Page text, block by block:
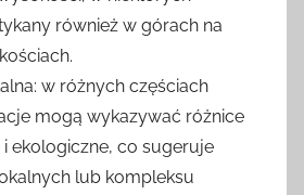
również w górach na
w różnych częściach
mogą wykazywać różnice
ekologiczne, co sugeruje
lub kompleksu